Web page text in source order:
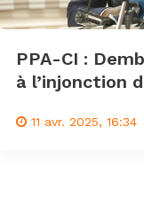
PPA-CI :
à l’injonction
11 avr. 2025, 16:34